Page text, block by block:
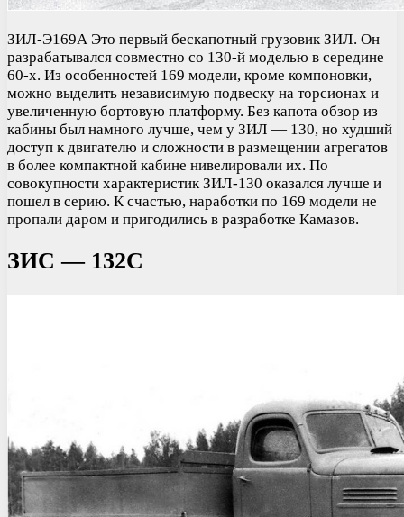
ЗИЛ-Э169А Это первый бескапотный грузовик ЗИЛ. Он
разрабатывался совместно со 130-й моделью в середине
60-х. Из особенностей 169 модели, кроме компоновки,
можно выделить независимую подвеску на торсионах и
увеличенную бортовую платформу. Без капота обзор из
кабины был намного лучше, чем у ЗИЛ — 130, но худший
доступ к двигателю и сложности в размещении агрегатов
в более компактной кабине нивелировали их. По
совокупности характеристик ЗИЛ-130 оказался лучше и
пошел в серию. К счастью, наработки по 169 модели не
пропали даром и пригодились в разработке Камазов.
ЗИС — 132С